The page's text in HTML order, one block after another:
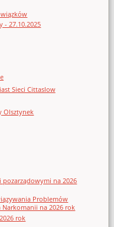
- 27.10.2025
Sieci Cittaslow
Olsztynek
pozarządowymi na 2026
Problemów
Narkomanii na 2026 rok
rok